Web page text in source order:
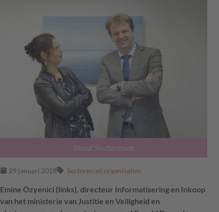
Beeld: Shutterstock
29 januari 2018 Sectoren en organisaties
Emine Özyenici (links), directeur Informatisering en Inkoop
van het ministerie van Justitie en Veiligheid en